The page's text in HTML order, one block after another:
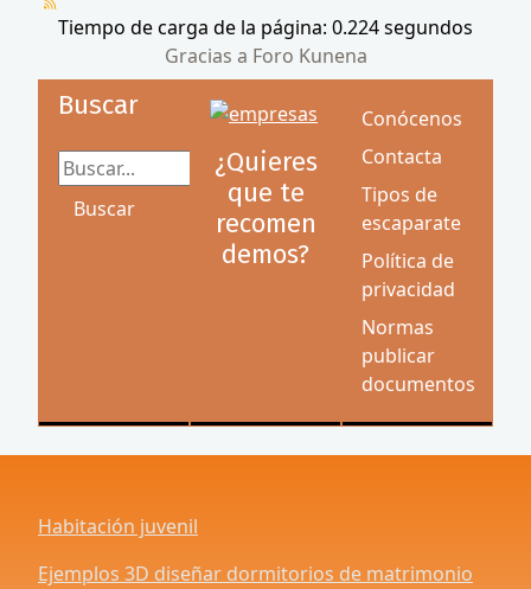
Tiempo de carga de la página: 0.224 segundos
Gracias a Foro Kunena
Buscar
Buscar...
Buscar
¿Quieres
que te
recomen
demos?
Conócenos
Contacta
Tipos de
escaparate
Política de
privacidad
Normas
publicar
documentos
Habitación juvenil
Ejemplos 3D diseñar dormitorios de matrimonio